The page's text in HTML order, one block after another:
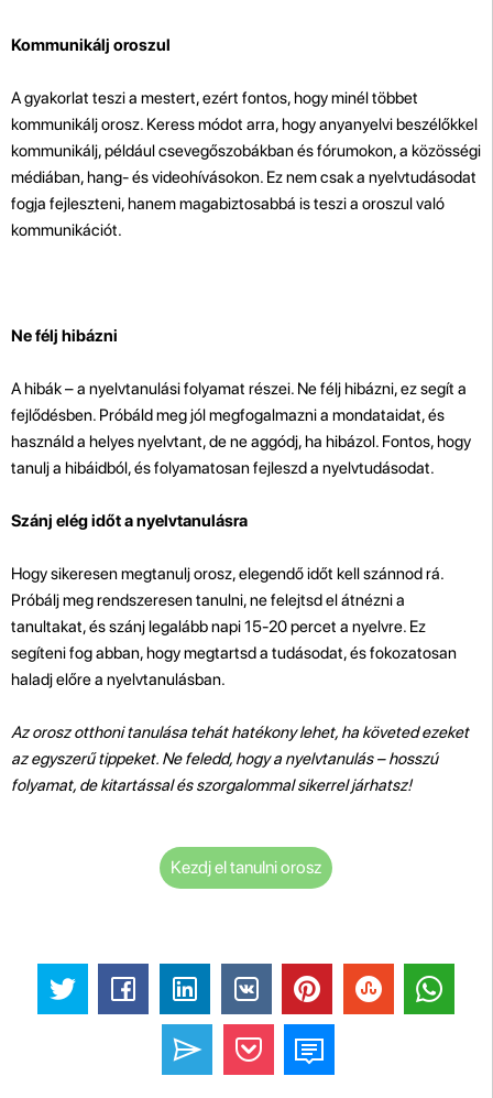
Kommunikálj oroszul
A gyakorlat teszi a mestert, ezért fontos, hogy minél többet
kommunikálj orosz. Keress módot arra, hogy anyanyelvi beszélőkkel
kommunikálj, például csevegőszobákban és fórumokon, a közösségi
médiában, hang- és videohívásokon. Ez nem csak a nyelvtudásodat
fogja fejleszteni, hanem magabiztosabbá is teszi a oroszul való
kommunikációt.
Ne félj hibázni
A hibák – a nyelvtanulási folyamat részei. Ne félj hibázni, ez segít a
fejlődésben. Próbáld meg jól megfogalmazni a mondataidat, és
használd a helyes nyelvtant, de ne aggódj, ha hibázol. Fontos, hogy
tanulj a hibáidból, és folyamatosan fejleszd a nyelvtudásodat.
Szánj elég időt a nyelvtanulásra
Hogy sikeresen megtanulj orosz, elegendő időt kell szánnod rá.
Próbálj meg rendszeresen tanulni, ne felejtsd el átnézni a
tanultakat, és szánj legalább napi 15-20 percet a nyelvre. Ez
segíteni fog abban, hogy megtartsd a tudásodat, és fokozatosan
haladj előre a nyelvtanulásban.
Az orosz otthoni tanulása tehát hatékony lehet, ha követed ezeket
az egyszerű tippeket. Ne feledd, hogy a nyelvtanulás – hosszú
folyamat, de kitartással és szorgalommal sikerrel járhatsz!
Kezdj el tanulni orosz